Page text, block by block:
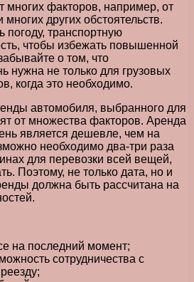
многих факторов, например, от
других обстоятельств.
погоду, транспортную
чтобы избежать повышенной
о том, что
нужна не только для грузовых
когда это необходимо.
автомобиля, выбранного для
от множества факторов. Аренда
является дешевле, чем на
необходимо два-три раза
для перевозки всей вещей,
Поэтому, не только дата, но и
должна быть рассчитана на
на последний момент;
сотрудничества с